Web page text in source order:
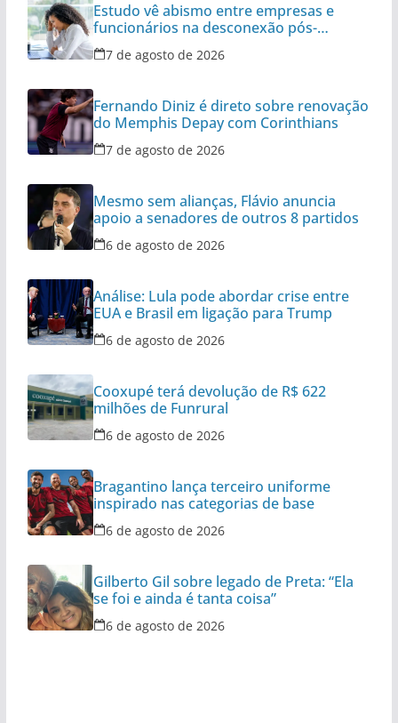
Estudo vê abismo entre empresas e
funcionários na desconexão pós-
expediente
7 de agosto de 2026
Fernando Diniz é direto sobre renovação
do Memphis Depay com Corinthians
7 de agosto de 2026
Mesmo sem alianças, Flávio anuncia
apoio a senadores de outros 8 partidos
6 de agosto de 2026
Análise: Lula pode abordar crise entre
EUA e Brasil em ligação para Trump
6 de agosto de 2026
Cooxupé terá devolução de R$ 622
milhões de Funrural
6 de agosto de 2026
Bragantino lança terceiro uniforme
inspirado nas categorias de base
6 de agosto de 2026
Gilberto Gil sobre legado de Preta: “Ela
se foi e ainda é tanta coisa”
6 de agosto de 2026